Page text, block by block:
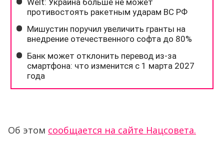
Об этом сообщается на сайте Нацсовета.